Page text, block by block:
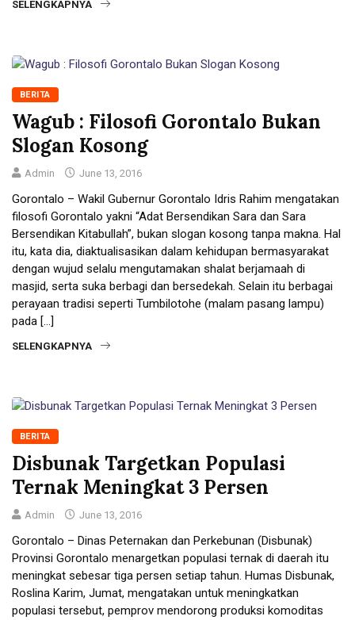
SELENGKAPNYA
BERITA
Wagub : Filosofi Gorontalo Bukan
Slogan Kosong
Admin June 13, 2016
Gorontalo – Wakil Gubernur Gorontalo Idris Rahim mengatakan
filosofi Gorontalo yakni “Adat Bersendikan Sara dan Sara
Bersendikan Kitabullah”, bukan slogan kosong tanpa makna. Hal
itu, kata dia, diaktualisasikan dalam kehidupan bermasyarakat
dengan wujud selalu mengutamakan shalat berjamaah di
masjid, serta suka berbagi dan bersedekah. Selain itu berbagai
perayaan tradisi seperti Tumbilotohe (malam pasang lampu)
pada […]
SELENGKAPNYA
BERITA
Disbunak Targetkan Populasi
Ternak Meningkat 3 Persen
Admin June 13, 2016
Gorontalo – Dinas Peternakan dan Perkebunan (Disbunak)
Provinsi Gorontalo menargetkan populasi ternak di daerah itu
meningkat sebesar tiga persen setiap tahun. Humas Disbunak,
Roslina Karim, Jumat, mengatakan untuk meningkatkan
populasi tersebut, pemprov mendorong produksi komoditas